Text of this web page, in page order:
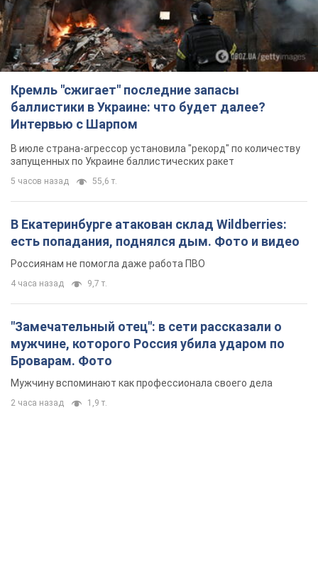
Кремль "сжигает" последние запасы
баллистики в Украине: что будет далее?
Интервью с Шарпом
В июле страна-агрессор установила "рекорд" по количеству
запущенных по Украине баллистических ракет
5 часов назад 55,6 т.
В Екатеринбурге атакован склад Wildberries:
есть попадания, поднялся дым. Фото и видео
Россиянам не помогла даже работа ПВО
4 часа назад 9,7 т.
"Замечательный отец": в сети рассказали о
мужчине, которого Россия убила ударом по
Броварам. Фото
Мужчину вспоминают как профессионала своего дела
2 часа назад 1,9 т.